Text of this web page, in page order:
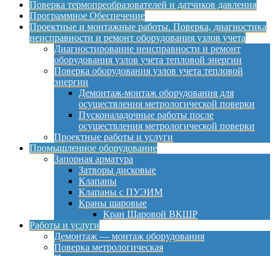
Поверка термопреобразователей и датчиков давления
Программное Обеспечение
Проектные и монтажные работы. Поверка, диагностика
неисправности и ремонт оборудования узлов учета
Диагностирование неисправности и ремонт
оборудования узлов учета тепловой энергии
Поверка оборудования узлов учета тепловой
энергии
Демонтаж-монтаж оборудования для
осуществления метрологической поверки
Пусконаладочные работы после
осуществления метрологической поверки
Проектные работы и услуги
Промышленное оборудование
Запорная арматура
Затворы дисковые
Клапаны
Клапаны с ПУЭИМ
Краны шаровые
Кран Шаровой ВКШР
Работы и услуги
Демонтаж — монтаж оборудования
Поверка метрологическая